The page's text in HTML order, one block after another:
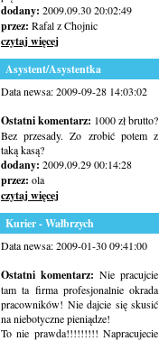
dodany: 2009.09.30 20:02:49
przez: Rafal z Chojnic
czytaj więcej
Asystent/Asystentka
Data newsa: 2009-09-28 14:03:02
Ostatni komentarz: 1000 zł brutto?
Bez przesady. Zo zrobić potem z
taką kasą?
dodany: 2009.09.29 00:14:28
przez: ola
czytaj więcej
Kurier - Wałbrzych
Data newsa: 2009-01-30 09:41:00
Ostatni komentarz: Nie pracujcie
tam ta firma profesjonalnie okrada
pracowników! Nie dajcie się skusić
na niebotyczne pieniądze!
To nie prawda!!!!!!!!! Napracujecie